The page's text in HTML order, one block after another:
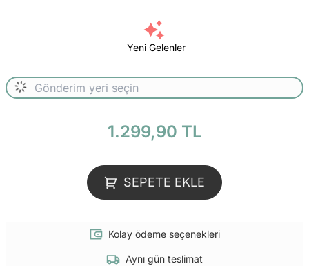
Yeni Gelenler
1.299,90 TL
SEPETE EKLE
Kolay ödeme seçenekleri
Aynı gün teslimat